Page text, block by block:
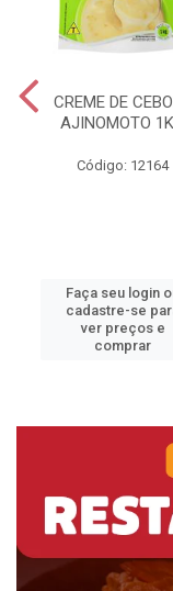
CREME DE
AJINOMOTO
Código: 12164
Faça seu login
cadastre-se
ver preços e
comprar